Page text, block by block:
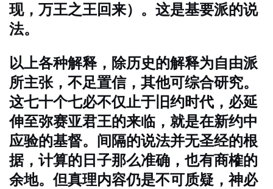
现，万王之王回来）。这是基要派的说
法。
以上各种解释，除历史的解释为自由派
所主张，不足置信，其他可综合研究。
这七十个七必不仅止于旧约时代，必延
伸至弥赛亚君王的来临，就是在新约中
应验的基督。间隔的说法并无圣经的根
据，计算的日子那么准确，也有商榷的
余地。但真理内容仍是不可质疑，神必